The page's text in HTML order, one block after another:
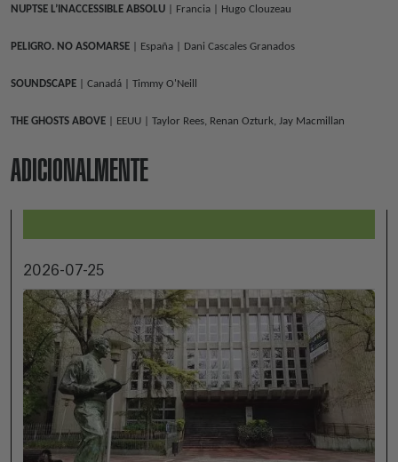
NUPTSE L’INACCESSIBLE ABSOLU | Francia | Hugo Clouzeau
PELIGRO. NO ASOMARSE | España | Dani Cascales Granados
SOUNDSCAPE | Canadá | Timmy O'Neill
THE GHOSTS ABOVE | EEUU | Taylor Rees, Renan Ozturk, Jay Macmillan
ADICIONALMENTE
2026-07-25